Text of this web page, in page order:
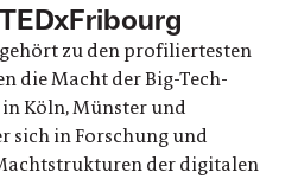
zu den profiliertesten
die Macht der Big-Tech-
Köln, Münster und
sich in Forschung und
der digitalen